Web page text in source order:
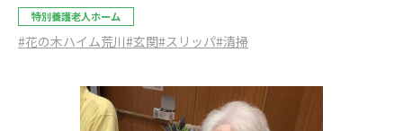
特別養護老人ホーム
#花の木ハイム荒川#玄関#スリッパ#清掃